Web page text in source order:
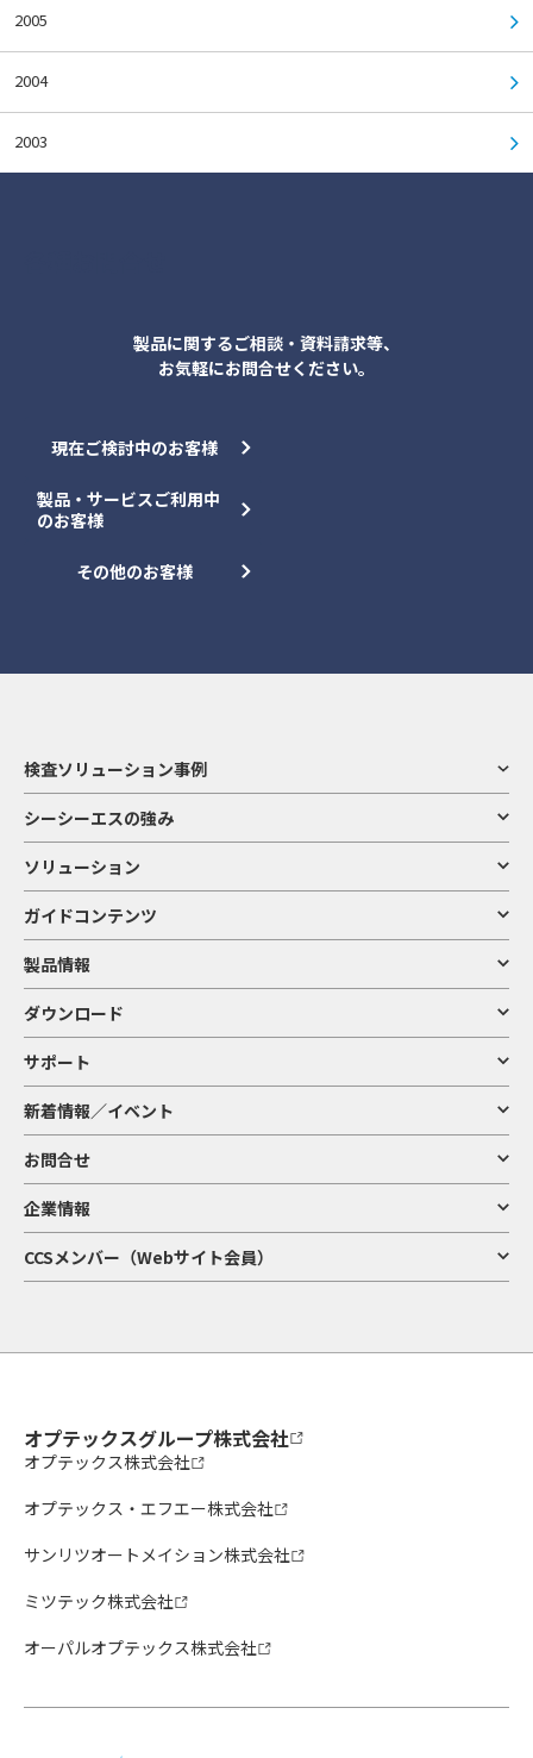
2005
2004
2003
製品に関するご相談・資料請求等、
お気軽にお問合せください。
現在ご検討中のお客様
製品・サービスご利用中
のお客様
その他のお客様
検査ソリューション事例
シーシーエスの強み
ソリューション
ガイドコンテンツ
製品情報
ダウンロード
サポート
新着情報／イベント
お問合せ
企業情報
CCSメンバー（Webサイト会員）
オプテックスグループ株式会社
オプテックス株式会社
オプテックス・エフエー株式会社
サンリツオートメイション株式会社
ミツテック株式会社
オーパルオプテックス株式会社